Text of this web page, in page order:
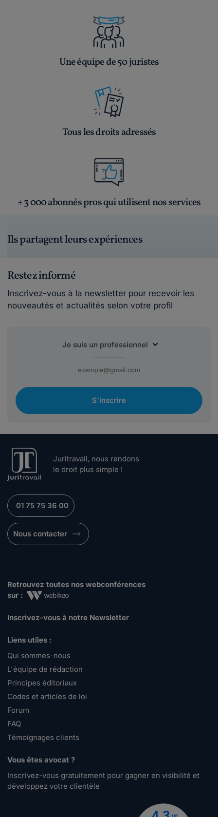
Une équipe de 50 juristes
Tous les droits adressés
+ 3 000 abonnés pros qui utilisent nos services
Ils partagent leurs expériences
Restez informé
Inscrivez-vous à la newsletter pour recevoir les
nouveautés et actualités selon votre profil
S'inscrire
Juritravail, nous rendons
le droit plus simple !
01 75 75 36 00
Nous contacter
Retrouvez toutes nos webconférences
sur :
Inscrivez-vous à notre Newsletter
Liens utiles :
Qui sommes-nous
L'équipe de rédaction
Principes éditoriaux
Codes et articles de loi
Forum
FAQ
Témoignages clients
Vous êtes avocat ?
Inscrivez-vous gratuitement pour gagner en visibilité et
développez votre clientèle